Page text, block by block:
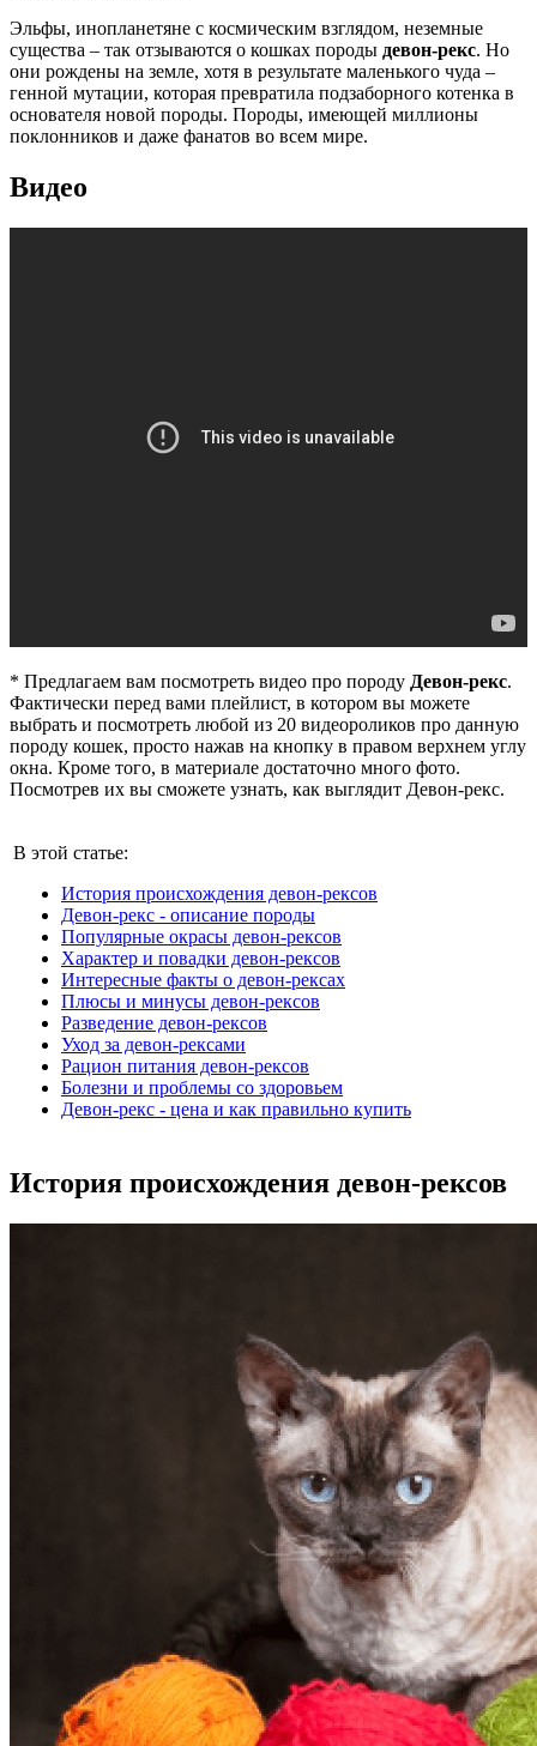
Эльфы, инопланетяне с космическим взглядом, неземные
существа – так отзываются о кошках породы девон-рекс. Но
они рождены на земле, хотя в результате маленького чуда –
генной мутации, которая превратила подзаборного котенка в
основателя новой породы. Породы, имеющей миллионы
поклонников и даже фанатов во всем мире.
Видео
* Предлагаем вам посмотреть видео про породу Девон-рекс.
Фактически перед вами плейлист, в котором вы можете
выбрать и посмотреть любой из 20 видеороликов про данную
породу кошек, просто нажав на кнопку в правом верхнем углу
окна. Кроме того, в материале достаточно много фото.
Посмотрев их вы сможете узнать, как выглядит Девон-рекс.
В этой статье:
История происхождения девон-рексов
Девон-рекс - описание породы
Популярные окрасы девон-рексов
Характер и повадки девон-рексов
Интересные факты о девон-рексах
Плюсы и минусы девон-рексов
Разведение девон-рексов
Уход за девон-рексами
Рацион питания девон-рексов
Болезни и проблемы со здоровьем
Девон-рекс - цена и как правильно купить
История происхождения девон-рексов